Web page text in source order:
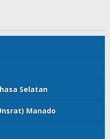
Selatan
Manado